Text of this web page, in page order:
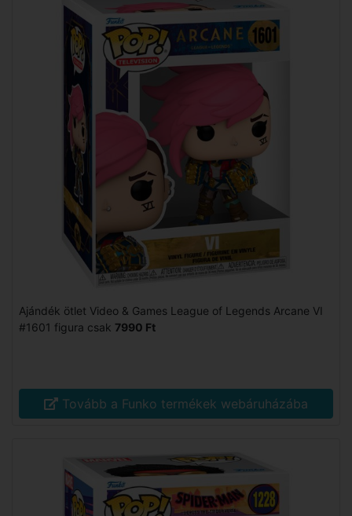
Ajándék ötlet Video & Games League of Legends Arcane VI
#1601 figura csak 7990 Ft
Tovább a Funko termékek webáruházába